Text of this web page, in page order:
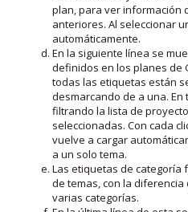
plan, para ver información
anteriores. Al seleccionar
automáticamente.
En la siguiente línea se
definidos en los planes de
todas las etiquetas están
desmarcando de a una.
filtrando la lista de
seleccionadas. Con cada
vuelve a cargar
a un solo tema.
Las etiquetas de categoría
de temas, con la
varias categorías.